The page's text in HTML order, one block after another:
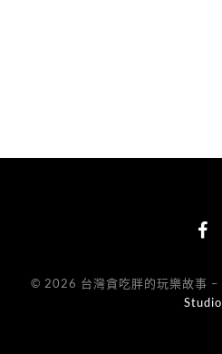
© 2026 台灣貪吃胖的玩樂故事 –
Studio